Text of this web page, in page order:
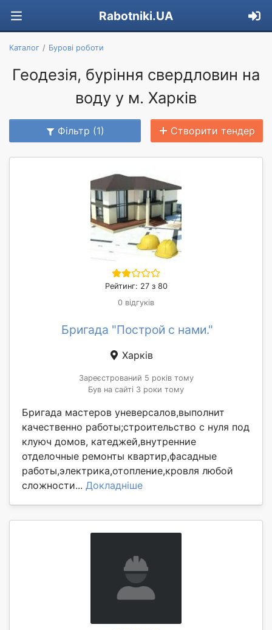
Rabotniki.UA
Каталог Бурові роботи
Геодезія, буріння свердловин на
воду у м. Харків
Фільтр (1) Створити тендер
Рейтинг: 27 з 80
0 відгуків
Бригада "Построй с нами."
Харків
Зареєстрований 5 років тому
Був на сайті 3 роки тому
Бригада мастеров уневерсалов,выполнит
качественно работы;строительство с нуля под
клуюч домов, катеджей,внутренние
отделочные ремонты квартир,фасадные
работы,электрика,отопление,кровля любой
сложности... Докладніше